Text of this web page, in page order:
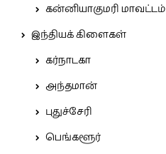
கன்னியாகுமரி மாவட்டம்
இந்தியக் கிளைகள்
கர்நாடகா
அந்தமான்
புதுச்சேரி
பெங்களூர்